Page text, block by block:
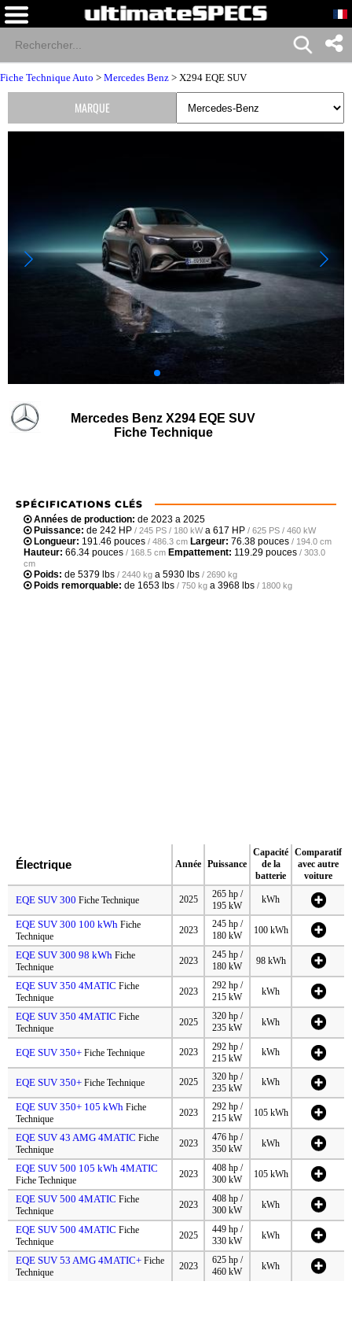
Fiche Technique Auto > Mercedes Benz > X294 EQE SUV
Mercedes Benz X294 EQE SUV
Fiche Technique
SPÉCIFICATIONS CLÉS
Années de production: de 2023 a 2025
Puissance: de 242 HP / 245 PS / 180 kWa 617 HP / 625 PS / 460 kW
Longueur: 191.46 pouces / 486.3 cm Largeur: 76.38 pouces / 194.0 cm
Hauteur: 66.34 pouces / 168.5 cm Empattement: 119.29 pouces / 303.0
cm
Poids: de 5379 lbs / 2440 kg a 5930 lbs / 2690 kg
Poids remorquable: de 1653 lbs / 750 kg a 3968 lbs / 1800 kg
Électrique Année Puissance
Capacité
de la
batterie
Comparatif
avec autre
voiture
EQE SUV 300 Fiche Technique 2025
265 hp /
195 kW
kWh
EQE SUV 300 100 kWh Fiche
Technique
2023
245 hp /
180 kW
100 kWh
EQE SUV 300 98 kWh Fiche
Technique
2023
245 hp /
180 kW
98 kWh
EQE SUV 350 4MATIC Fiche
Technique
2023
292 hp /
215 kW
kWh
EQE SUV 350 4MATIC Fiche
Technique
2025
320 hp /
235 kW
kWh
EQE SUV 350+ Fiche Technique 2023
292 hp /
215 kW
kWh
EQE SUV 350+ Fiche Technique 2025
320 hp /
235 kW
kWh
EQE SUV 350+ 105 kWh Fiche
Technique
2023
292 hp /
215 kW
105 kWh
EQE SUV 43 AMG 4MATIC Fiche
Technique
2023
476 hp /
350 kW
kWh
EQE SUV 500 105 kWh 4MATIC
Fiche Technique
2023
408 hp /
300 kW
105 kWh
EQE SUV 500 4MATIC Fiche
Technique
2023
408 hp /
300 kW
kWh
EQE SUV 500 4MATIC Fiche
Technique
2025
449 hp /
330 kW
kWh
EQE SUV 53 AMG 4MATIC+ Fiche
Technique
2023
625 hp /
460 kW
kWh
MARQUE